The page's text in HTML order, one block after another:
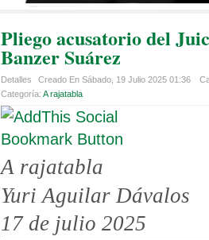
Pliego acusatorio del
Banzer Suárez
Detalles Creado En Sábado, 19 Julio 2025 01:36
Categoría: A rajatabla
A rajatabla
Yuri Aguilar Dávalos
17 de julio 2025